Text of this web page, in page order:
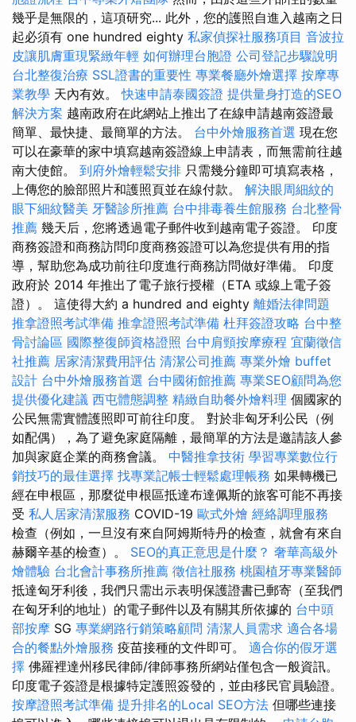
幾乎是無限的，這項研究... 此外，您的護照自進入越南之日
起必須有 one hundred eighty 私家偵探社服務項目 音波拉
皮讓肌膚重現緊緻年輕 如何辦理台胞證 公司登記步驟說明
台北整復治療 SSL證書的重要性 專業餐廳外燴選擇 按摩專
業教學 天內有效。快速申請泰國簽證 提供量身打造的SEO
解決方案 越南政府在此網站上推出了在線申請越南簽證最
簡單、最快捷、最簡單的方法。 台中外燴服務首選 現在您
可以在豪華的家中填寫越南簽證線上申請表，而無需前往越
南大使館。 到府外燴輕鬆安排 只需幾分鐘即可填寫表格，
上傳您的臉部照片和護照頁並在線付款。 解決眼周細紋的
眼下細紋醫美 牙醫診所推薦 台中排毒養生館服務 台北整骨
推薦 幾天后，您將透過電子郵件收到越南電子簽證。 印度
商務簽證和商務訪問印度商務簽證可以為您提供有用的指
導，幫助您為成功前往印度進行商務訪問做好準備。 印度
政府於 2014 年推出了電子旅行授權（ETA 或線上電子簽
證）。 這使得大約 a hundred and eighty 離婚法律問題
推拿證照考試準備 推拿證照考試準備 杜拜簽證攻略 台中整
骨討論區 國際整復師資格證照 台中肩頸按摩療程 宜蘭徵信
社推薦 居家清潔費用評估 清潔公司推薦 專業外燴 buffet
設計 台中外燴服務首選 台中國術館推薦 專業SEO顧問為您
提供優化建議 西屯體態調整 精緻自助餐外燴料理 個國家的
公民無需實體護照即可前往印度。 對於非匈牙利公民（例
如配偶），為了避免家庭隔離，最簡單的方法是邀請該人參
加與家庭企業的商務會議。 中醫推拿技術 學習專業數位行
銷技巧的最佳選擇 找專業記帳士輕鬆處理帳務 如果轉機已
經在申根區，那麼從申根區抵達布達佩斯的旅客可能不再接
受 私人居家清潔服務 COVID-19 歐式外燴 經絡調理服務
檢查（例如，一旦沒有來自阿姆斯特丹的檢查，就會有來自
赫爾辛基的檢查）。 SEO的真正意思是什麼？ 奢華高級外
燴體驗 台北會計事務所推薦 徵信社服務 桃園植牙專業醫師
抵達匈牙利後，我們只需出示表明保護證書已郵寄（至我們
在匈牙利的地址）的電子郵件以及有關其所依據的 台中頭
部按摩 SG 專業網路行銷策略顧問 清潔人員需求 適合各場
合的餐點外燴服務 疫苗接種的文件即可。 適合你的假牙選
擇 佛羅裡達州移民律師/律師事務所網站僅包含一般資訊。
印度電子簽證是根據特定護照簽發的，並由移民官員驗證。
按摩證照考試準備 提升排名的Local SEO方法 但哪些連接